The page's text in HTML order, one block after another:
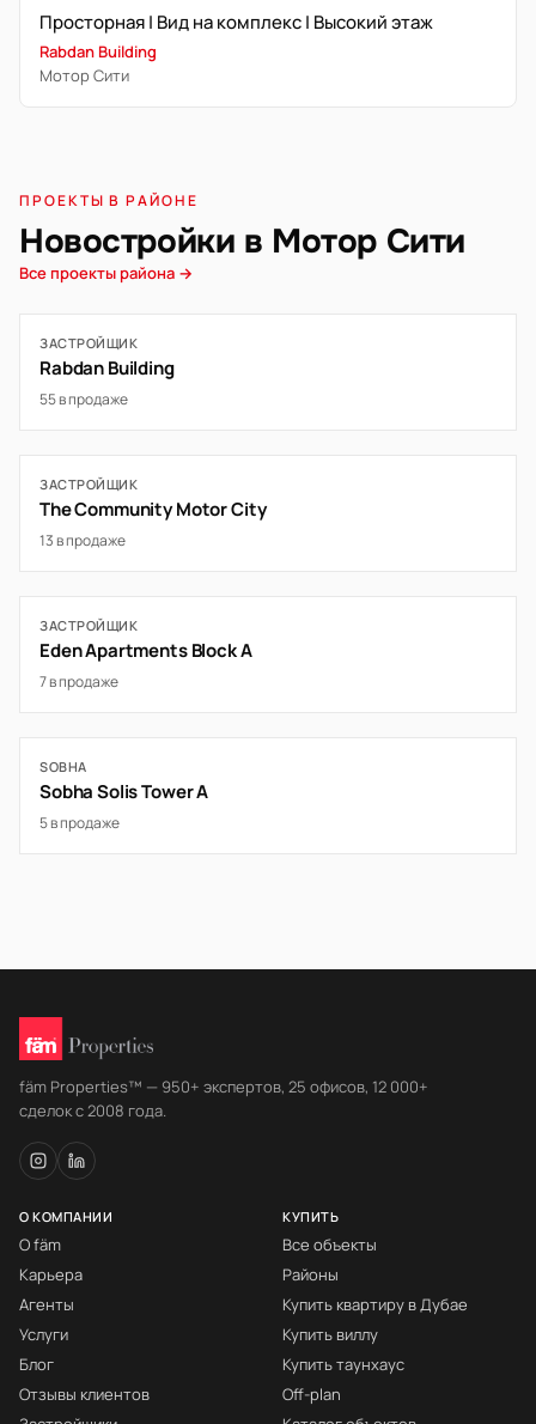
Просторная | Вид на комплекс | Высокий этаж
Rabdan Building
Мотор Сити
ПРОЕКТЫ В РАЙОНЕ
Новостройки в Мотор Сити
Все проекты района →
ЗАСТРОЙЩИК
Rabdan Building
55 в продаже
ЗАСТРОЙЩИК
The Community Motor City
13 в продаже
ЗАСТРОЙЩИК
Eden Apartments Block A
7 в продаже
SOBHA
Sobha Solis Tower A
5 в продаже
fäm Properties™ — 950+ экспертов, 25 офисов, 12 000+
сделок с 2008 года.
О КОМПАНИИ
О fäm
Карьера
Агенты
Услуги
Блог
Отзывы клиентов
КУПИТЬ
Все объекты
Районы
Купить квартиру в Дубае
Купить виллу
Купить таунхаус
Off-plan